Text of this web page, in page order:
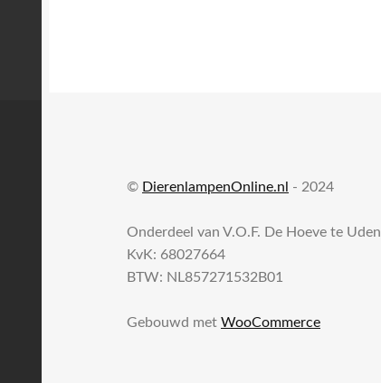
© DierenlampenOnline.nl - 2024
Onderdeel van V.O.F. De Hoeve te Uden
KvK: 68027664
BTW: NL857271532B01
Gebouwd metWooCommerce